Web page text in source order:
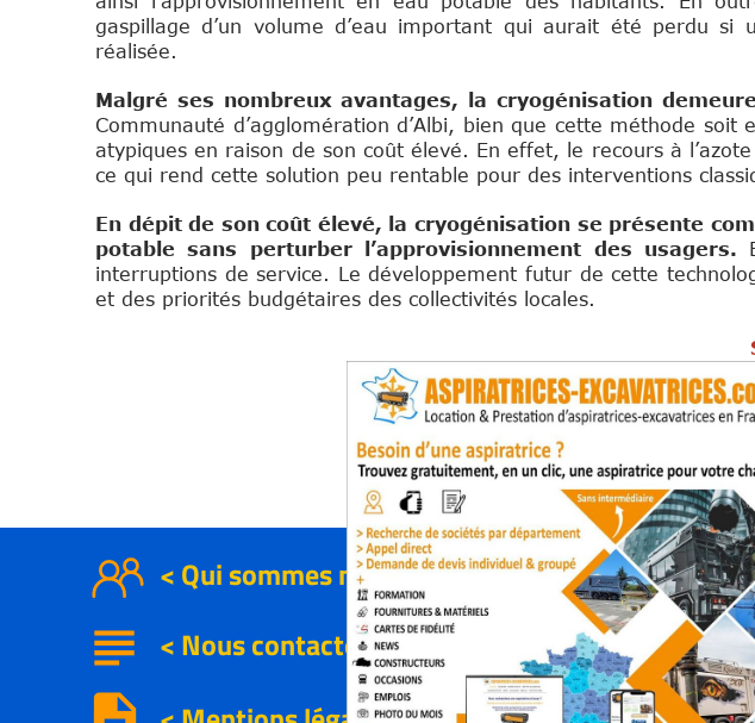
< Qui sommes nous
<Nous contacter
subject
gaspillage d’un volume d’eau important qui aurait été perdu si
réalisée.
Malgré ses nombreux avantages, la cryogénisation
Communauté d’agglomération d’Albi, bien que cette méthode
atypiques en raison de son coût élevé. En effet, le recours à
ce qui rend cette solution peu rentable pour des interventions
En dépit de son coût élevé, la cryogénisation se présente
potable sans perturber l’approvisionnement des usagers.
interruptions de service. Le développement futur de cette
et des priorités budgétaires des collectivités locales.